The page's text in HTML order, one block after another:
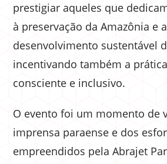
prestigiar aqueles que
à preservação da Amazônia e
desenvolvimento sustentável
incentivando também a
consciente e inclusivo.
O evento foi um momento de
imprensa paraense e dos
empreendidos pela Abrajet